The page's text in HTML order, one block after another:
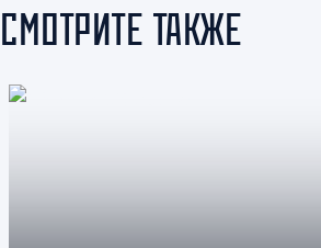
СМОТРИТЕ ТАКЖЕ